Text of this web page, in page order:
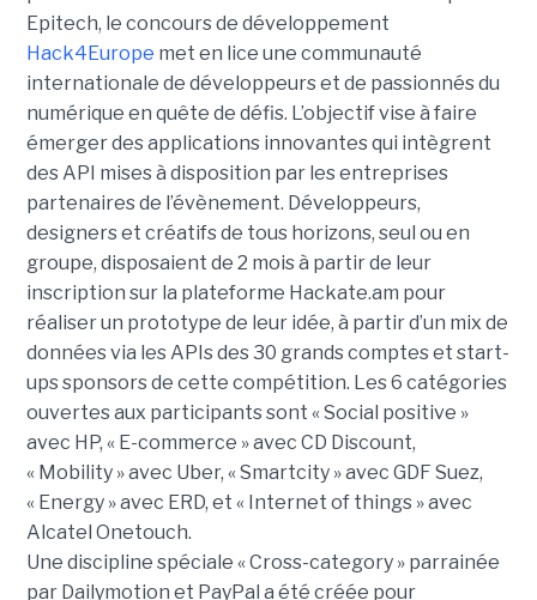
Epitech, le concours de développement
Hack4Europe met en lice une communauté
internationale de développeurs et de passionnés du
numérique en quête de défis. L’objectif vise à faire
émerger des applications innovantes qui intègrent
des API mises à disposition par les entreprises
partenaires de l’évènement. Développeurs,
designers et créatifs de tous horizons, seul ou en
groupe, disposaient de 2 mois à partir de leur
inscription sur la plateforme Hackate.am pour
réaliser un prototype de leur idée, à partir d’un mix de
données via les APIs des 30 grands comptes et start-
ups sponsors de cette compétition. Les 6 catégories
ouvertes aux participants sont « Social positive »
avec HP, « E-commerce » avec CD Discount,
« Mobility » avec Uber, « Smartcity » avec GDF Suez,
« Energy » avec ERD, et « Internet of things » avec
Alcatel Onetouch.
Une discipline spéciale « Cross-category » parrainée
par Dailymotion et PayPal a été créée pour